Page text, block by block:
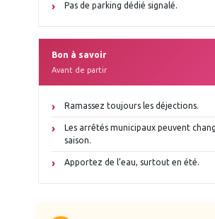
Pas de parking dédié signalé.
Bon à savoir
Avant de partir
Ramassez toujours les déjections.
Les arrêtés municipaux peuvent
saison.
Apportez de l’eau, surtout en été.